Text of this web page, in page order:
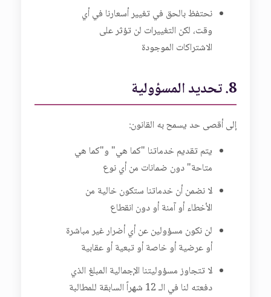
نحتفظ بالحق في تغيير أسعارنا في أي
وقت، لكن التغييرات لن تؤثر على
الاشتراكات الموجودة
8. تحديد المسؤولية
إلى أقصى حد يسمح به القانون:
يتم تقديم خدماتنا "كما هي" و"كما هي
متاحة" دون ضمانات من أي نوع
لا نضمن أن خدماتنا ستكون خالية من
الأخطاء أو آمنة أو دون انقطاع
لن نكون مسؤولين عن أي أضرار غير مباشرة
أو عرضية أو خاصة أو تبعية أو عقابية
لا تتجاوز مسؤوليتنا الإجمالية المبلغ الذي
دفعته لنا في الـ 12 شهراً السابقة للمطالبة